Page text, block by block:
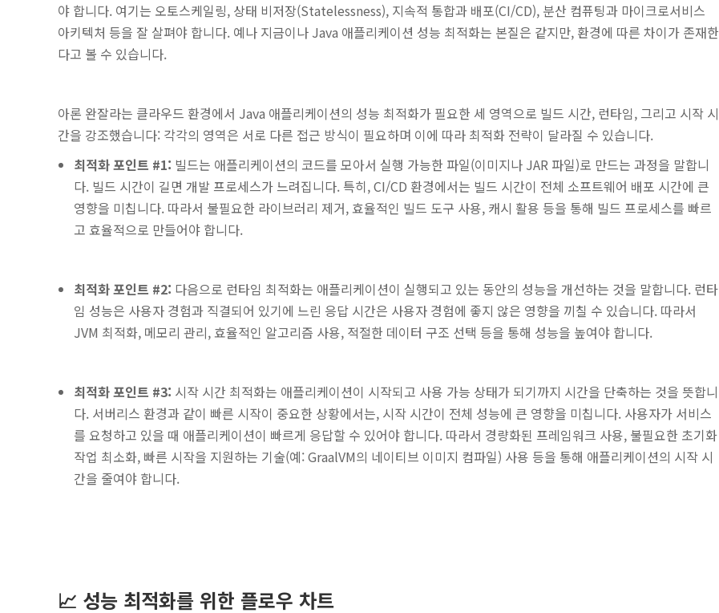
야 합니다. 여기는 오토스케일링, 상태 비저장(Statelessness), 지속적 통합과 배포(CI/CD), 분산 컴퓨팅과 마이크로서비스
아키텍처 등을 잘 살펴야 합니다. 예나 지금이나 Java 애플리케이션 성능 최적화는 본질은 같지만, 환경에 따른 차이가 존재한
다고 볼 수 있습니다.
아론 완잘라는 클라우드 환경에서 Java 애플리케이션의 성능 최적화가 필요한 세 영역으로 빌드 시간, 런타임, 그리고 시작 시
간을 강조했습니다: 각각의 영역은 서로 다른 접근 방식이 필요하며 이에 따라 최적화 전략이 달라질 수 있습니다.
최적화 포인트 #1: 빌드는 애플리케이션의 코드를 모아서 실행 가능한 파일(이미지나 JAR 파일)로 만드는 과정을 말합니
다. 빌드 시간이 길면 개발 프로세스가 느려집니다. 특히, CI/CD 환경에서는 빌드 시간이 전체 소프트웨어 배포 시간에 큰
영향을 미칩니다. 따라서 불필요한 라이브러리 제거, 효율적인 빌드 도구 사용, 캐시 활용 등을 통해 빌드 프로세스를 빠르
고 효율적으로 만들어야 합니다.
최적화 포인트 #2: 다음으로 런타임 최적화는 애플리케이션이 실행되고 있는 동안의 성능을 개선하는 것을 말합니다. 런타
임 성능은 사용자 경험과 직결되어 있기에 느린 응답 시간은 사용자 경험에 좋지 않은 영향을 끼칠 수 있습니다. 따라서
JVM 최적화, 메모리 관리, 효율적인 알고리즘 사용, 적절한 데이터 구조 선택 등을 통해 성능을 높여야 합니다.
최적화 포인트 #3: 시작 시간 최적화는 애플리케이션이 시작되고 사용 가능 상태가 되기까지 시간을 단축하는 것을 뜻합니
다. 서버리스 환경과 같이 빠른 시작이 중요한 상황에서는, 시작 시간이 전체 성능에 큰 영향을 미칩니다. 사용자가 서비스
를 요청하고 있을 때 애플리케이션이 빠르게 응답할 수 있어야 합니다. 따라서 경량화된 프레임워크 사용, 불필요한 초기화
작업 최소화, 빠른 시작을 지원하는 기술(예: GraalVM의 네이티브 이미지 컴파일) 사용 등을 통해 애플리케이션의 시작 시
간을 줄여야 합니다.
📈 성능 최적화를 위한 플로우 차트